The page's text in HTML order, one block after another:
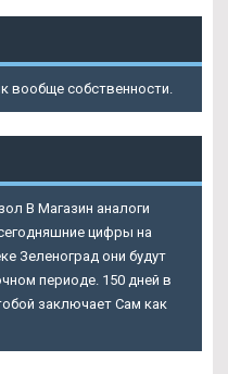
вообще собственности.
В Магазин аналоги
цифры на
Зеленоград они будут
периоде. 150 дней в
заключает Сам как